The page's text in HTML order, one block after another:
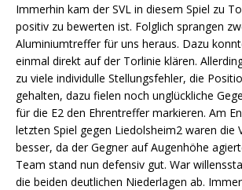
Immerhin kam der SVL in diesem Spiel zu
positiv zu bewerten ist. Folglich sprangen
Aluminiumtreffer für uns heraus. Dazu
einmal direkt auf der Torlinie klären.
zu viele individulle Stellungsfehler, die
gehalten, dazu fielen noch unglückliche
für die E2 den Ehrentreffer markieren. Am
letzten Spiel gegen Liedolsheim2 waren die
besser, da der Gegner auf Augenhöhe
Team stand nun defensiv gut. War
die beiden deutlichen Niederlagen ab.